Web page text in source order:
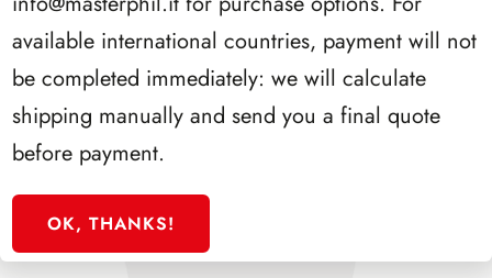
available international countries, payment will not
be completed immediately: we will calculate
shipping manually and send you a final quote
before payment.
OK, THANKS!